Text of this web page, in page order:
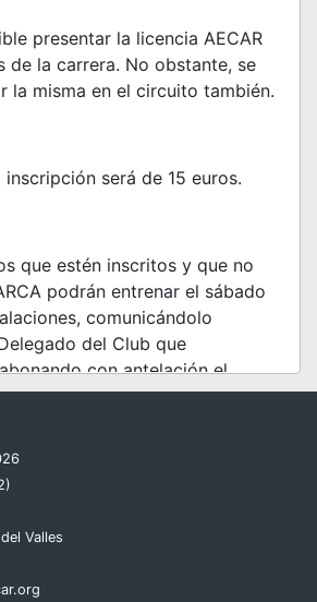
presentar la licencia AECAR
de la carrera. No obstante, se
la misma en el circuito también.
será de 15 euros.
que estén inscritos y que no
podrán entrenar el sábado
comunicándolo
del Club que
con antelación el
en todo momento las
las instalaciones.
o problema puedes
Valles